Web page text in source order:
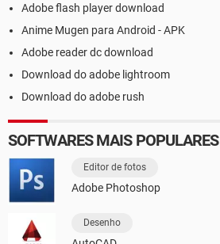
Adobe flash player download
Anime Mugen para Android - APK
Adobe reader dc download
Download do adobe lightroom
Download do adobe rush
SOFTWARES MAIS POPULARES
Editor de fotos
Adobe Photoshop
Desenho